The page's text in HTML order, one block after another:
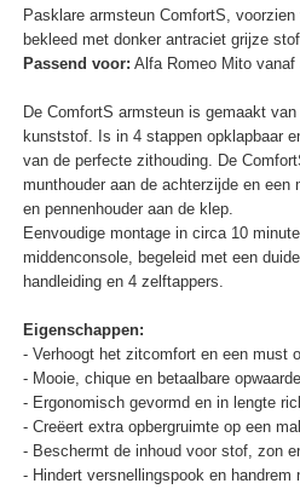
Pasklare armsteun ComfortS,
bekleed met donker antraciet grijze
Passend voor: Alfa Romeo Mito vanaf
De ComfortS armsteun is gemaakt
kunststof. Is in 4 stappen opklapbaar
van de perfecte zithouding. De
munthouder aan de achterzijde en een
en pennenhouder aan de klep.
Eenvoudige montage in circa 10
middenconsole, begeleid met een
handleiding en 4 zelftappers.
Eigenschappen:
- Verhoogt het zitcomfort en een must
- Mooie, chique en betaalbare
- Ergonomisch gevormd en in lengte
- Creëert extra opbergruimte op een
- Beschermt de inhoud voor stof, zon
- Hindert versnellingspook en handrem